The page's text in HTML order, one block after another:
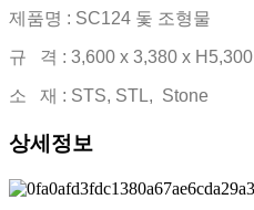
제품명 : SC124 돛 조형물
규 격 : 3,600 x 3,380 x H5,300
소 재 : STS, STL, Stone
상세정보